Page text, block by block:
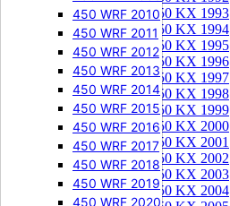
450 WRF 2010
450 WRF 2011
450 WRF 2012
450 WRF 2013
450 WRF 2014
450 WRF 2015
450 WRF 2016
450 WRF 2017
450 WRF 2018
450 WRF 2019
450 WRF 2020
250 KX 1993
250 KX 1994
250 KX 1995
250 KX 1996
250 KX 1997
250 KX 1998
250 KX 1999
250 KX 2000
250 KX 2001
250 KX 2002
250 KX 2003
250 KX 2004